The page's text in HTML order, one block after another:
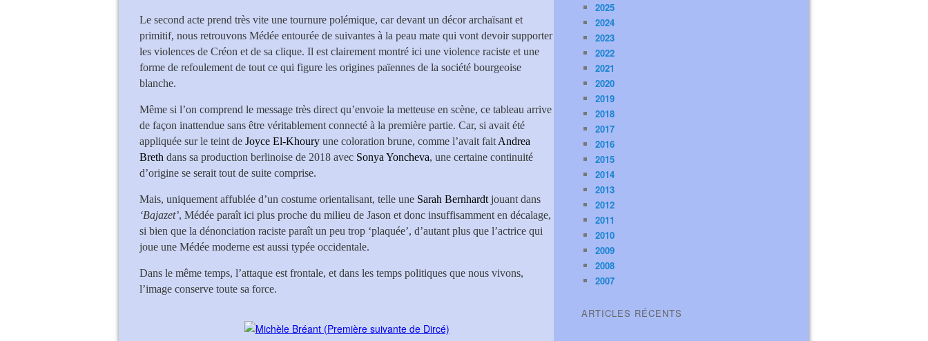
Le second acte prend très vite une tournure polémique, car devant un décor archaïsant et
primitif, nous retrouvons Médée entourée de suivantes à la peau mate qui vont devoir supporter
les violences de Créon et de sa clique. Il est clairement montré ici une violence raciste et une
forme de refoulement de tout ce qui figure les origines païennes de la société bourgeoise
blanche.
Même si l’on comprend le message très direct qu’envoie la metteuse en scène, ce tableau arrive
de façon inattendue sans être véritablement connecté à la première partie. Car, si avait été
appliquée sur le teint de Joyce El-Khoury une coloration brune, comme l’avait fait Andrea
Breth dans sa production berlinoise de 2018 avec Sonya Yoncheva, une certaine continuité
d’origine se serait tout de suite comprise.
Mais, uniquement affublée d’un costume orientalisant, telle une Sarah Bernhardt jouant dans
‘Bajazet’, Médée paraît ici plus proche du milieu de Jason et donc insuffisamment en décalage,
si bien que la dénonciation raciste paraît un peu trop ‘plaquée’, d’autant plus que l’actrice qui
joue une Médée moderne est aussi typée occidentale.
Dans le même temps, l’attaque est frontale, et dans les temps politiques que nous vivons,
l’image conserve toute sa force.
2025
2024
2023
2022
2021
2020
2019
2018
2017
2016
2015
2014
2013
2012
2011
2010
2009
2008
2007
ARTICLES RÉCENTS